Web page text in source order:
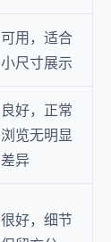
可用，适合
小尺寸展示
良好，正常
浏览无明显
差异
很好，细节